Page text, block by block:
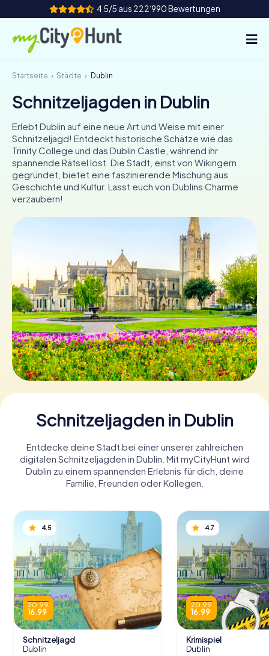
4.5/5 aus 222‘990 Bewertungen
So funktioniert's
Städte
Touren
Teamevent
Tickets
INT AT CH
DE
IE
Tickets buchen
Gutscheine bestellen
Startseite Städte Dublin
Schnitzeljagden in Dublin
Erlebt Dublin auf eine neue Art und Weise mit einer
Schnitzeljagd! Entdeckt historische Schätze wie das
Trinity College und das Dublin Castle, während ihr
spannende Rätsel löst. Die Stadt, einst von Wikingern
gegründet, bietet eine faszinierende Mischung aus
Geschichte und Kultur. Lasst euch von Dublins Charme
verzaubern!
Schnitzeljagden in Dublin
Entdecke deine Stadt bei einer unserer zahlreichen
digitalen Schnitzeljagden in Dublin. Mit myCityHunt wird
Dublin zu einem spannenden Erlebnis für dich, deine
Familie, Freunden oder Kollegen.
4.5
20.99
16.99
Schnitzeljagd
Dublin
4.7
20.99
16.99
Krimispiel
Dublin